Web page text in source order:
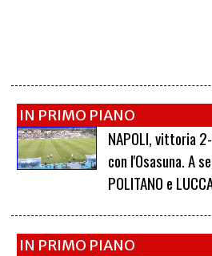
IN PRIMO PIANO
NAPOLI, vittoria
con l'Osasuna. A
POLITANO e
IN PRIMO PIANO